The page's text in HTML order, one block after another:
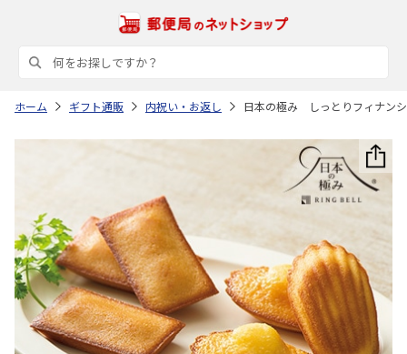
ホーム ギフト通販 内祝い・お返し 日本の極み しっとりフィナン